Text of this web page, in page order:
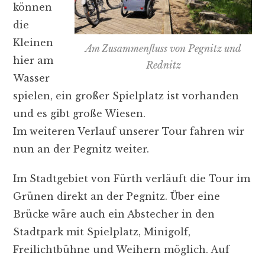
Am Zusammenfluss von Pegnitz und
Rednitz
können
die
Kleinen
hier am
Wasser
spielen, ein großer Spielplatz ist vorhanden
und es gibt große Wiesen.
Im weiteren Verlauf unserer Tour fahren wir
nun an der Pegnitz weiter.
Im Stadtgebiet von Fürth verläuft die Tour im
Grünen direkt an der Pegnitz. Über eine
Brücke wäre auch ein Abstecher in den
Stadtpark mit Spielplatz, Minigolf,
Freilichtbühne und Weihern möglich. Auf